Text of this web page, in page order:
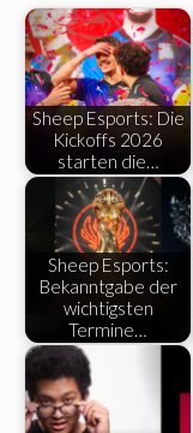
Sheep Esports: Die
Kickoffs 2026
starten die…
Sheep Esports:
Bekanntgabe der
wichtigsten
Termine…